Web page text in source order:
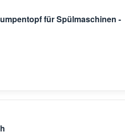
für Spülmaschinen -